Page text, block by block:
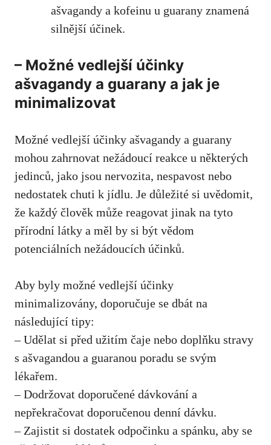
ašvagandy a kofeinu u guarany znamená
silnější účinek.
– Možné vedlejší účinky
ašvagandy a guarany a jak je
minimalizovat
Možné vedlejší účinky ašvagandy a guarany
mohou zahrnovat nežádoucí reakce u některých
jedinců, jako jsou nervozita, nespavost nebo
nedostatek chuti k jídlu. Je důležité si uvědomit,
že každý člověk může reagovat jinak na tyto
přírodní látky a měl by si být vědom
potenciálních nežádoucích účinků.
Aby byly možné vedlejší účinky
minimalizovány, doporučuje se dbát na
následující tipy:
– Udělat si před užitím čaje nebo doplňku stravy
s ašvagandou a guaranou poradu se svým
lékařem.
– Dodržovat doporučené dávkování a
nepřekračovat doporučenou denní dávku.
– Zajistit si dostatek odpočinku a spánku, aby se